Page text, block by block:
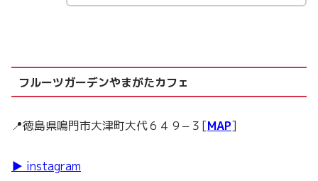
フルーツガーデンやまがたカフェ
📍徳島県鳴門市大津町大代６４９−３[MAP]
▶ instagram